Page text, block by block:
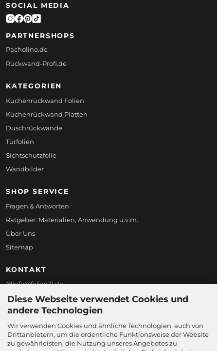
Diese Webseite verwendet Cookies und
andere Technologien
Wir verwenden Cookies und ähnliche Technologien, auch von
Drittanbietern, um die ordentliche Funktionsweise der Website
zu gewährleisten, die Nutzung unseres Angebotes zu
SOCIAL MEDIA
PARTNERSHOPS
Pacholino.de
Rückwand-Profi.de
KATEGORIEN
Küchenrückwand Folien
Küchenrückwand Platten
Duschrückwände
Türfolien
Sichtschutzfolie
Wandbilder
SHOP SERVICE
Fragen & Antworten
Ratgeber: Materialien, Anwendung u.v.m.
Über Uns
Sitemap
KONTAKT
info@folien21.de
+49 (0) 172 186 45 98
Folien21
58097 Hagen,
Deutschland